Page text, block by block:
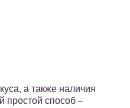
а также наличия
простой способ –